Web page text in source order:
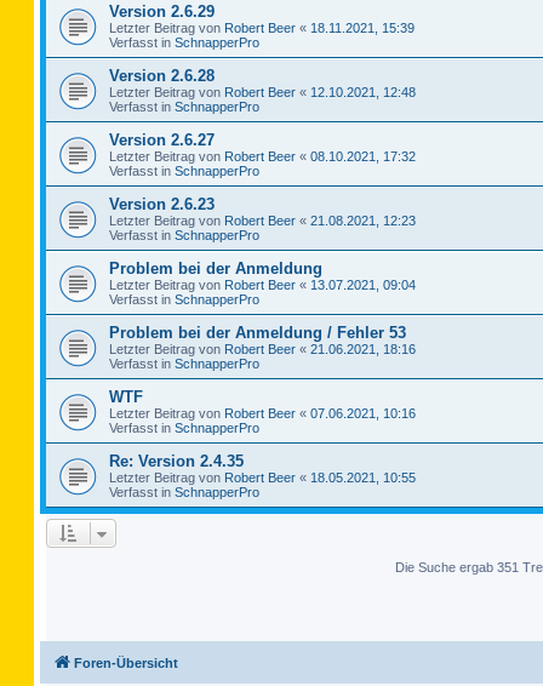
Version 2.6.29
Letzter Beitrag von Robert Beer « 18.11.2021, 15:39
Verfasst in SchnapperPro
Version 2.6.28
Letzter Beitrag von Robert Beer « 12.10.2021, 12:48
Verfasst in SchnapperPro
Version 2.6.27
Letzter Beitrag von Robert Beer « 08.10.2021, 17:32
Verfasst in SchnapperPro
Version 2.6.23
Letzter Beitrag von Robert Beer « 21.08.2021, 12:23
Verfasst in SchnapperPro
Problem bei der Anmeldung
Letzter Beitrag von Robert Beer « 13.07.2021, 09:04
Verfasst in SchnapperPro
Problem bei der Anmeldung / Fehler 53
Letzter Beitrag von Robert Beer « 21.06.2021, 18:16
Verfasst in SchnapperPro
WTF
Letzter Beitrag von Robert Beer « 07.06.2021, 10:16
Verfasst in SchnapperPro
Re: Version 2.4.35
Letzter Beitrag von Robert Beer « 18.05.2021, 10:55
Verfasst in SchnapperPro
Die Suche ergab 351
Foren-Übersicht